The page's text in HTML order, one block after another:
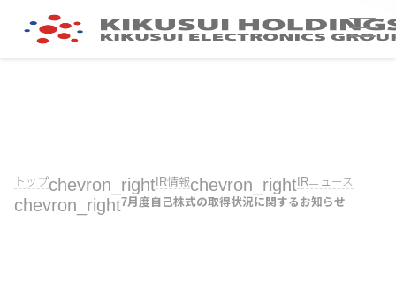
トップchevron_right IR情報chevron_right IRニュース
chevron_right7月度自己株式の取得状況に関するお知らせ